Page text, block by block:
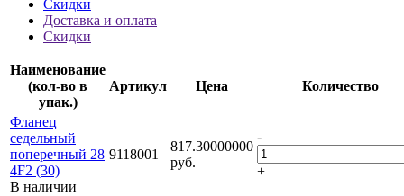
Скидки
Доставка и оплата
Скидки
Наименование
(кол-во в
упак.)
Артикул Цена Количество
Фланец
седельный
поперечный 28
4F2 (30)
В наличии
9118001
817.30000000
руб.
-
+